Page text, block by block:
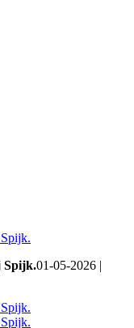
Spijk.01-05-2026 |